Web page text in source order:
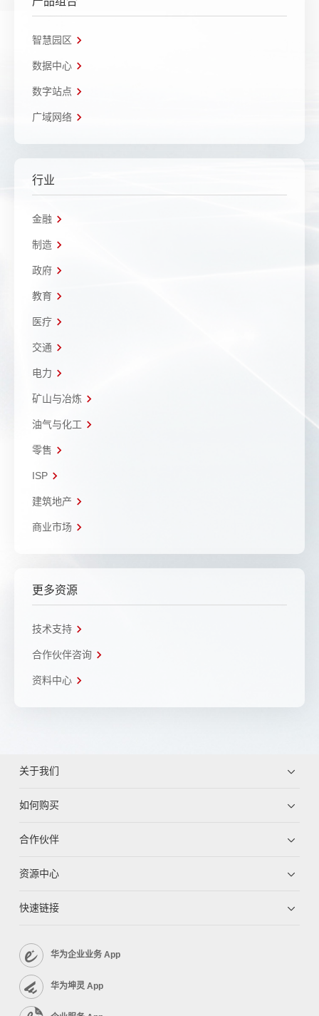
智慧园区
数据中心
数字站点
广域网络
行业
金融
制造
政府
教育
医疗
交通
电力
矿山与冶炼
油气与化工
零售
ISP
建筑地产
商业市场
更多资源
技术支持
合作伙伴咨询
资料中心
关于我们
如何购买
合作伙伴
资源中心
快速链接
华为企业业务 App
华为坤灵 App